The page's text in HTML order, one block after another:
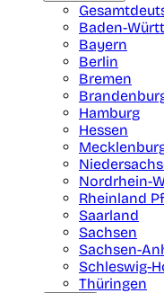
Baden-
Bayern
Berlin
Bremen
Hamburg
Hessen
Nordrhein-
Rheinland
Saarland
Sachsen
Sachsen-
Schleswig-
Thüringen